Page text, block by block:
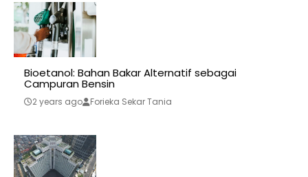
Bioetanol: Bahan Bakar Alternatif sebagai
Campuran Bensin
2 years ago Forieka Sekar Tania